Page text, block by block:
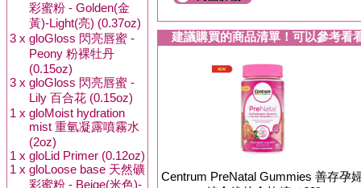
彩蜜粉 - Golden(金
黃)-Light(亮) (0.37oz)
3 x gloGloss 閃亮唇蜜 -
Peony 粉裸牡丹
(0.15oz)
3 x gloGloss 閃亮唇蜜 -
Lily 百合花 (0.15oz)
1 x gloMoist hydration
mist 重氫凝露噴霧水
(2oz)
1 x gloLid Primer (0.12oz)
1 x gloLoose base 天然礦
彩蜜粉 - Beige(米色)-
建議購買的商品清單！可以參考看
Centrum PreNatal Gummies 善存孕